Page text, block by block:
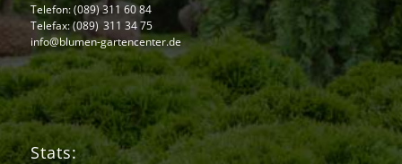
Telefon:(089) 311 60 84
Telefax: (089) 311 34 75
info@blumen-gartencenter.de
Stats: